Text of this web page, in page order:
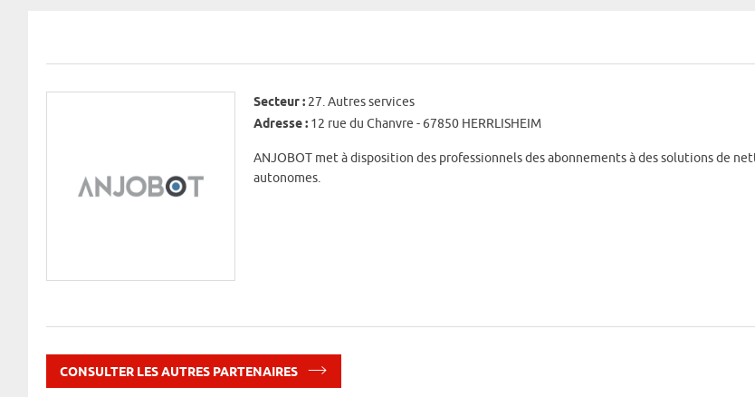
Secteur : 27. Autres services
Adresse : 12 rue du Chanvre - 67850 HERRLISHEIM
ANJOBOT met à disposition des professionnels des abonnements à des solutions de
autonomes.
CONSULTER LES AUTRES PARTENAIRES